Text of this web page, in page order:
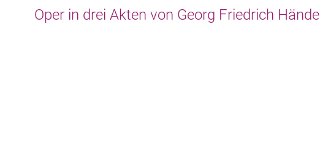
Oper in drei Akten von Georg Friedrich Händel